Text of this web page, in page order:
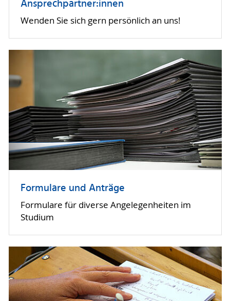
Ansprechpartner:innen
Wenden Sie sich gern persönlich an uns!
Formulare und Anträge
Formulare für diverse Angelegenheiten im
Studium